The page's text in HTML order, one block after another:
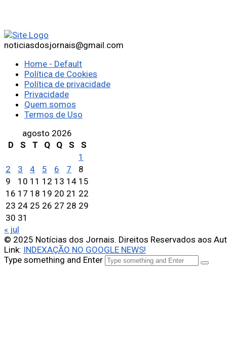
noticiasdosjornais@gmail.com
Home - Default
Política de Cookies
Política de privacidade
Privacidade
Quem somos
Termos de Uso
agosto 2026
D
S T Q Q S
S
1
2
3 4 5 6 7
8
9
10 11 12 13 14 15
16 17 18 19 20 21 22
23 24 25 26 27 28 29
30 31
« jul
© 2025 Notícias dos Jornais. Direitos Reservados aos
Link: INDEXAÇÃO NO GOOGLE NEWS!
Type something and Enter